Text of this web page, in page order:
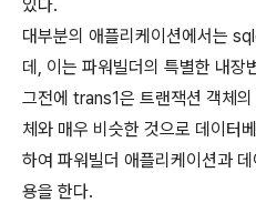
있다.
대부분의 애플리케이션에서는
데, 이는 파워빌더의 특별한 내장
그전에 trans1은 트랜잭션 객체
체와 매우 비슷한 것으로 데이터
하여 파워빌더 애플리케이션과
용을 한다.